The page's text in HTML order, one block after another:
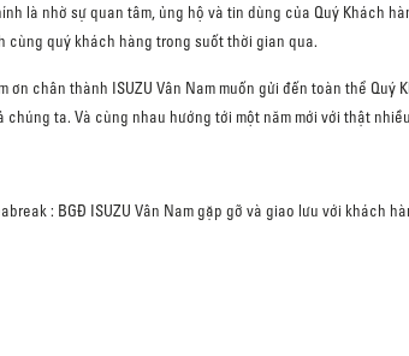
là nhờ sự quan tâm, ủng hộ và tin dùng của Quý Khách
cùng quý khách hàng trong suốt thời gian qua.
ơn chân thành ISUZU Vân Nam muốn gửi đến toàn thể
ta. Và cùng nhau hướng tới một năm mới với thật
: BGĐ ISUZU Vân Nam gặp gỡ và giao lưu với khách